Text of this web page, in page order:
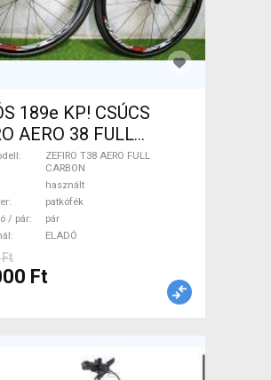
189e KP! CSÚCS
AERO 38 FULL
TUBULAR
1.190g ZEFIRO
FULL CARBON
/ Gravel / Triatlon
Országúti Kerék /
használt ELADÓ
ZEFIRO T38 AERO FULL
CARBON
használt
patkófék
/ pár
pár
ELADÓ
Ft